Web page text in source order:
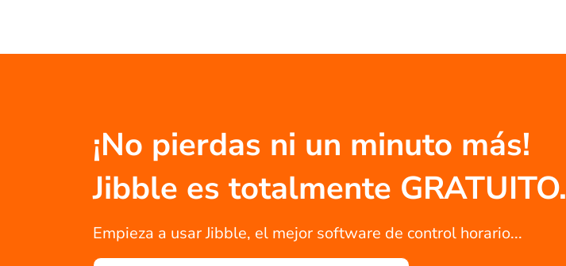
¡No pierdas ni un minuto más!
Jibble es totalmente GRATUITO.
Empieza a usar Jibble, el mejor software de control horario...